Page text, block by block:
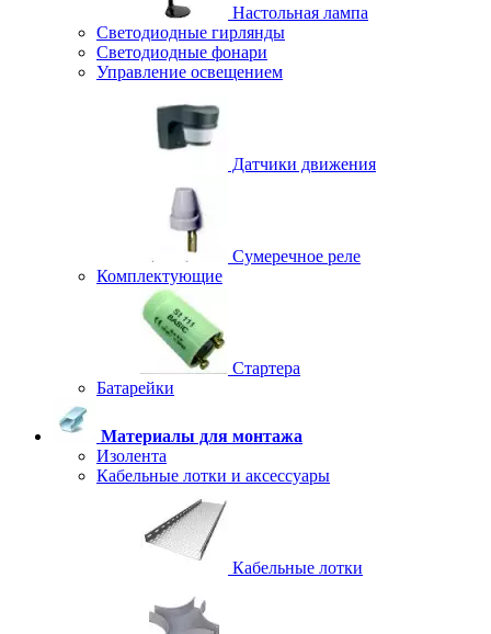
Настольная лампа
Светодиодные гирлянды
Светодиодные фонари
Управление освещением
Датчики движения
Сумеречное реле
Комплектующие
Стартера
Батарейки
Материалы для монтажа
Изолента
Кабельные лотки и аксессуары
Кабельные лотки